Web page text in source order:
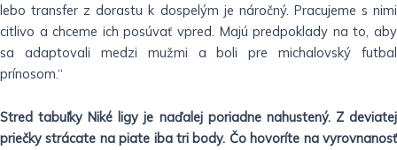
lebo transfer z dorastu k dospelým je náročný. Pracujeme s nimi
citlivo a chceme ich posúvať vpred. Majú predpoklady na to, aby
sa adaptovali medzi mužmi a boli pre michalovský futbal
prínosom.“
Stred tabuľky Niké ligy je naďalej poriadne nahustený. Z deviatej
priečky strácate na piate iba tri body. Čo hovoríte na vyrovnanosť